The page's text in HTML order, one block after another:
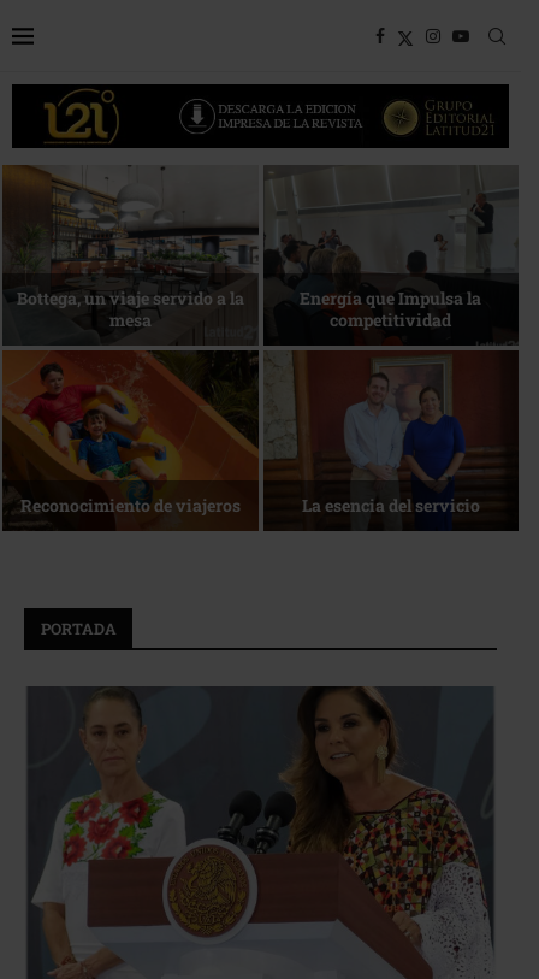
Bottega, un viaje servido a la
mesa
Energía que Impulsa la
competitividad
Reconocimiento de viajeros La esencia del servicio
PORTADA